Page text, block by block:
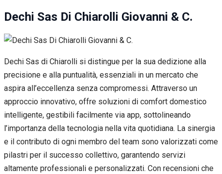
Dechi Sas Di Chiarolli Giovanni & C.
Dechi Sas di Chiarolli si distingue per la sua dedizione alla
precisione e alla puntualità, essenziali in un mercato che
aspira all’eccellenza senza compromessi. Attraverso un
approccio innovativo, offre soluzioni di comfort domestico
intelligente, gestibili facilmente via app, sottolineando
l’importanza della tecnologia nella vita quotidiana. La sinergia
e il contributo di ogni membro del team sono valorizzati come
pilastri per il successo collettivo, garantendo servizi
altamente professionali e personalizzati. Con recensioni che